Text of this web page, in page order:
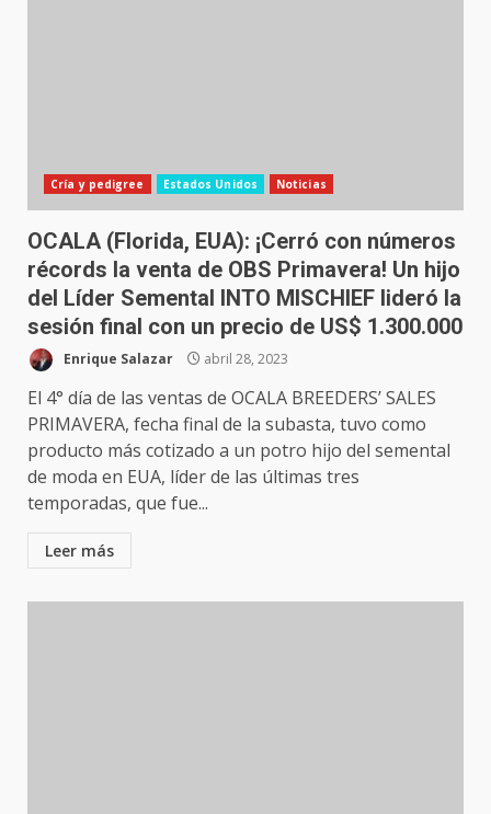
Cría y pedigree Estados Unidos Noticias
OCALA (Florida, EUA): ¡Cerró con números
récords la venta de OBS Primavera! Un hijo
del Líder Semental INTO MISCHIEF lideró la
sesión final con un precio de US$ 1.300.000
Enrique Salazar abril 28, 2023
El 4° día de las ventas de OCALA BREEDERS’ SALES
PRIMAVERA, fecha final de la subasta, tuvo como
producto más cotizado a un potro hijo del semental
de moda en EUA, líder de las últimas tres
temporadas, que fue...
Leer más